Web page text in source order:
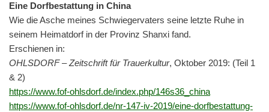
Eine Dorfbestattung in China
Wie die Asche meines Schwiegervaters seine letzte Ruhe in
seinem Heimatdorf in der Provinz Shanxi fand.
Erschienen in:
OHLSDORF – Zeitschrift für Trauerkultur, Oktober 2019: (Teil 1
& 2)
https://www.fof-ohlsdorf.de/index.php/146s36_china
https://www.fof-ohlsdorf.de/nr-147-iv-2019/eine-dorfbestattung-